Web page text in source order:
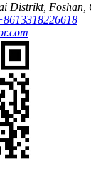
Distrikt, Foshan,